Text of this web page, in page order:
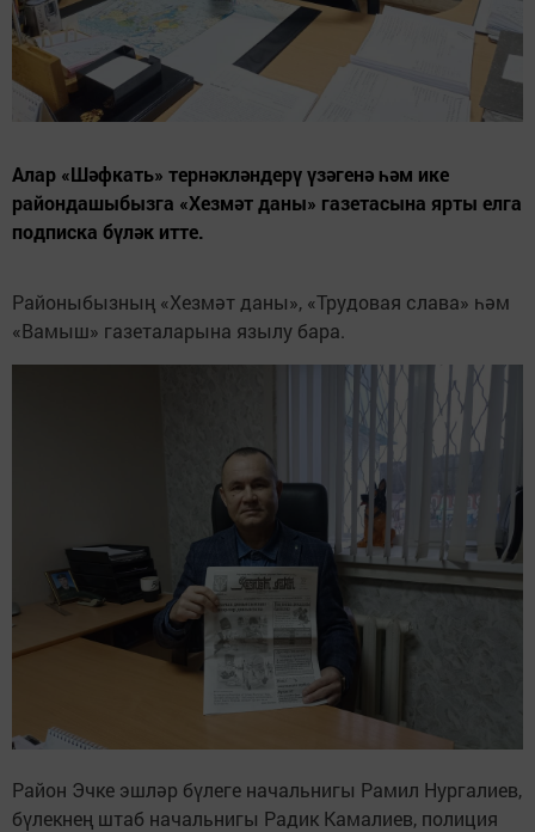
Алар «Шәфкать» тернәкләндерү үзәгенә һәм ике
райондашыбызга «Хезмәт даны» газетасына ярты елга
подписка бүләк итте.
Районыбызның «Хезмәт даны», «Трудовая слава» һәм
«Вамыш» газеталарына язылу бара.
Район Эчке эшләр бүлеге начальнигы Рамил Нургалиев,
бүлекнең штаб начальнигы Радик Камалиев, полиция